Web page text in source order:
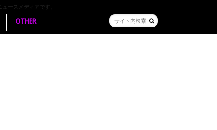
ースメディアです。
OTHER